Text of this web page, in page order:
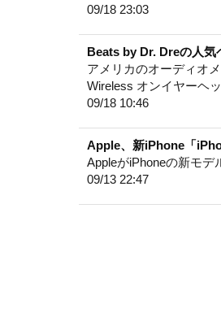
09/18 23:03
Beats by Dr. Dreの人
アメリカのオーディオ
Wireless オンイヤーヘ
09/18 10:46
Apple、新iPhone「
AppleがiPhoneの新モデ
09/13 22:47